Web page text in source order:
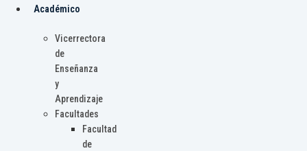
Académico
Vicerrectora
de
Enseñanza
y
Aprendizaje
Facultades
Facultad
de